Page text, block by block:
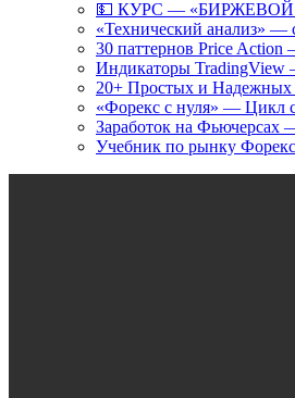
💵 КУРС — «БИРЖЕВОЙ
«Технический анализ» —
30 паттернов Price
Индикаторы
20+ Простых и Надежных
«Форекс с нуля» — Цикл
Заработок на
Учебник по рынку